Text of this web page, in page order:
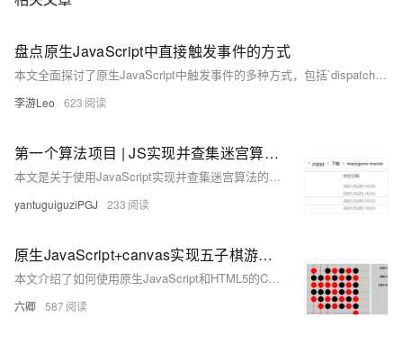
盘点原生JavaScript中直接触发事件的方式
本文全面探讨了原生JavaScript中触发事件的多种方式，包括`dispatchEvent`、`Event`构造函数、`CustomEvent`构造器、直接调用事件处理器以及过时的`createEvent`和`initEvent`方法。通过技术案例分析，如模拟点击事件、派发自定义数据加载事件和实现提示框系统，帮助开发者掌握这些方法在实际开发中的应用，提升灵活性与兼容性。
李游Leo 623
第一个算法项目 | JS实现并查集迷宫算法Demo学习
本文是关于使用JavaScript实现并查集迷宫算法的中国象棋demo的学习记录，包括项目运行方法、知识点梳理、代码赏析以及相关CSS样式表文件的介绍。
yantuguiguziPGJ 233
原生JavaScript+canvas实现五子棋游戏_值得一看
本文介绍了如何使用原生JavaScript和HTML5的Canvas API实现五子棋游戏，包括棋盘的绘制、棋子的生成和落子、以及判断胜负的逻辑，提供了详细的代码和注释。
六卿 587